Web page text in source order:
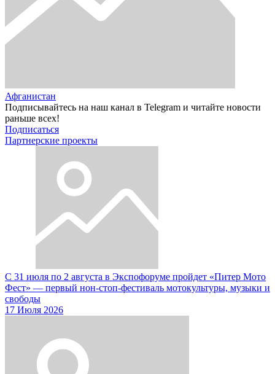
Афганистан
Подписывайтесь на наш канал в Telegram и читайте новости
раньше всех!
Подписаться
Партнерские проекты
С 31 июля по 2 августа в Экспофоруме пройдет «Питер Мото
Фест» — первый нон-стоп-фестиваль мотокультуры, музыки и
свободы
17 Июля 2026